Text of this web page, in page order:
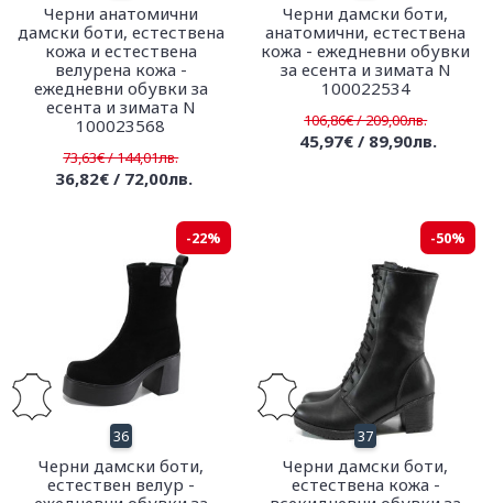
Черни анатомични
дамски боти, естествена
кожа и естествена
велурена кожа -
ежедневни обувки за
есента и зимата N
100023568
73,63€ / 144,01лв.
36,82€ / 72,00лв.
Черни дамски боти,
анатомични, естествена
кожа - ежедневни обувки
за есента и зимата N
100022534
106,86€ / 209,00лв.
45,97€ / 89,90лв.
-22%
36
Черни дамски боти,
естествен велур -
-50%
37
Черни дамски боти,
естествена кожа -